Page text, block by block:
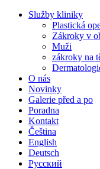
Skip
Služby kliniky
Plastická
Zákroky v
Muži
zákroky na
O nás
Novinky
Galerie před a po
Poradna
Kontakt
Čeština
English
Deutsch
Русский